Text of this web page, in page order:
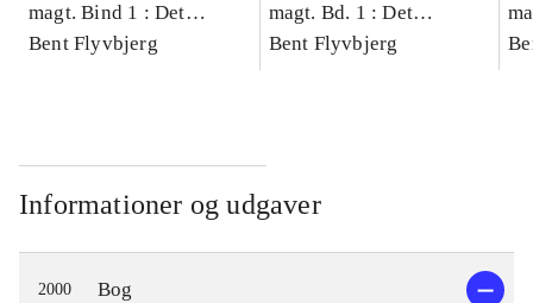
magt. Bind 1 : Det
konkretes videnskab
Bent Flyvbjerg
magt. Bd. 1 : Det
konkretes videnskab
Bent Flyvbjerg
Informationer og udgaver
2000 Bog